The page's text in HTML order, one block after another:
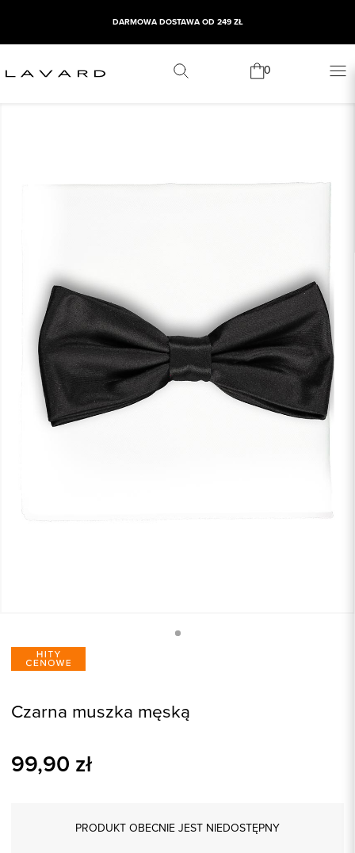
DARMOWA DOSTAWA OD 249 ZŁ
0
Czarna muszka męską
99,90 zł
PRODUKT OBECNIE JEST NIEDOSTĘPNY